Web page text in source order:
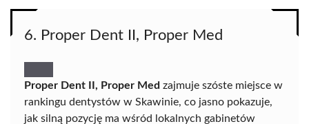
6. Proper Dent II, Proper Med
Proper Dent II, Proper Med zajmuje szóste miejsce w
rankingu dentystów w Skawinie, co jasno pokazuje,
jak silną pozycję ma wśród lokalnych gabinetów